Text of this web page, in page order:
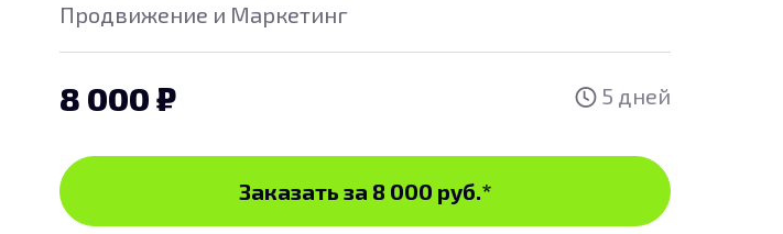
Продвижение и Маркетинг
8 000 5 дней
Заказать за 8 000 руб.*